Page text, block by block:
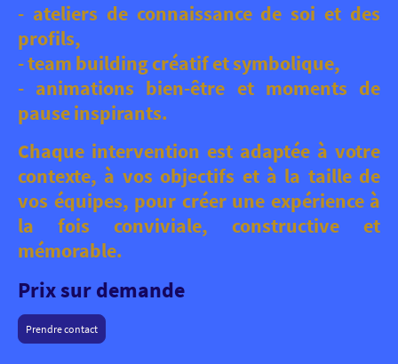
- ateliers de connaissance de soi et des
profils,
- team building créatif et symbolique,
- animations bien-être et moments de
pause inspirants.
Chaque intervention est adaptée à votre
contexte, à vos objectifs et à la taille de
vos équipes, pour créer une expérience à
la fois conviviale, constructive et
mémorable.
Prix sur demande
Prendre contact